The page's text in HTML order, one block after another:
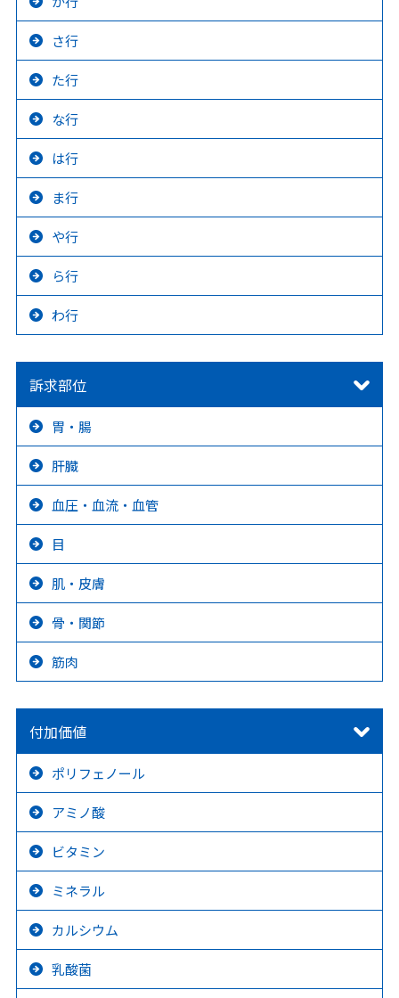
さ行
た行
な行
は行
ま行
や行
ら行
わ行
訴求部位
胃・腸
肝臓
血圧・血流・血管
目
肌・皮膚
骨・関節
筋肉
付加価値
ポリフェノール
アミノ酸
ビタミン
ミネラル
カルシウム
乳酸菌